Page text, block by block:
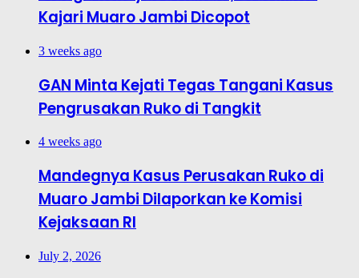
Kajari Muaro Jambi Dicopot
3 weeks ago
GAN Minta Kejati Tegas Tangani Kasus
Pengrusakan Ruko di Tangkit
4 weeks ago
Mandegnya Kasus Perusakan Ruko di
Muaro Jambi Dilaporkan ke Komisi
Kejaksaan RI
July 2, 2026